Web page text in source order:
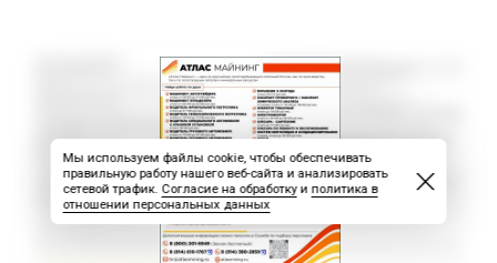
Мы используем файлы cookie, чтобы обеспечивать
правильную работу нашего веб-сайта и анализировать
сетевой трафик. Согласие на обработкуи политика в
отношении персональных данных